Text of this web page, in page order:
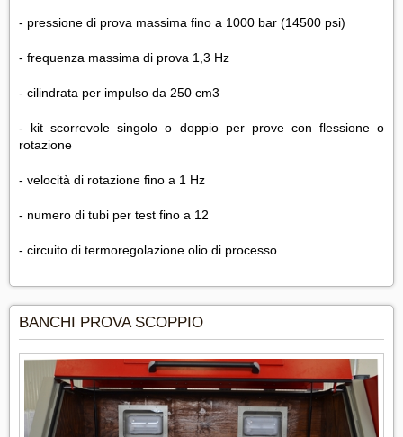
- pressione di prova massima fino a 1000 bar (14500 psi)
- frequenza massima di prova 1,3 Hz
- cilindrata per impulso da 250 cm3
- kit scorrevole singolo o doppio per prove con flessione o
rotazione
- velocità di rotazione fino a 1 Hz
- numero di tubi per test fino a 12
- circuito di termoregolazione olio di processo
BANCHI PROVA SCOPPIO